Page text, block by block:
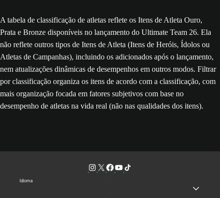
A tabela de classificação de atletas reflete os Itens de Atleta Ouro,
Prata e Bronze disponíveis no lançamento do Ultimate Team 26. Ela
não reflete outros tipos de Itens de Atleta (Itens de Heróis, Ídolos ou
Atletas de Campanhas), incluindo os adicionados após o lançamento,
nem atualizações dinâmicas de desempenhos em outros modos. Filtrar
por classificação organiza os itens de acordo com a classificação, com
mais organização focada em fatores subjetivos com base no
desempenho de atletas na vida real (não nas qualidades dos itens).
Idioma